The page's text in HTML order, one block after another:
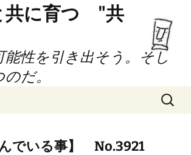
共に育つ "共
能性を引き出そう。そし
だ。
検
索:
んでいる事】 No.3921